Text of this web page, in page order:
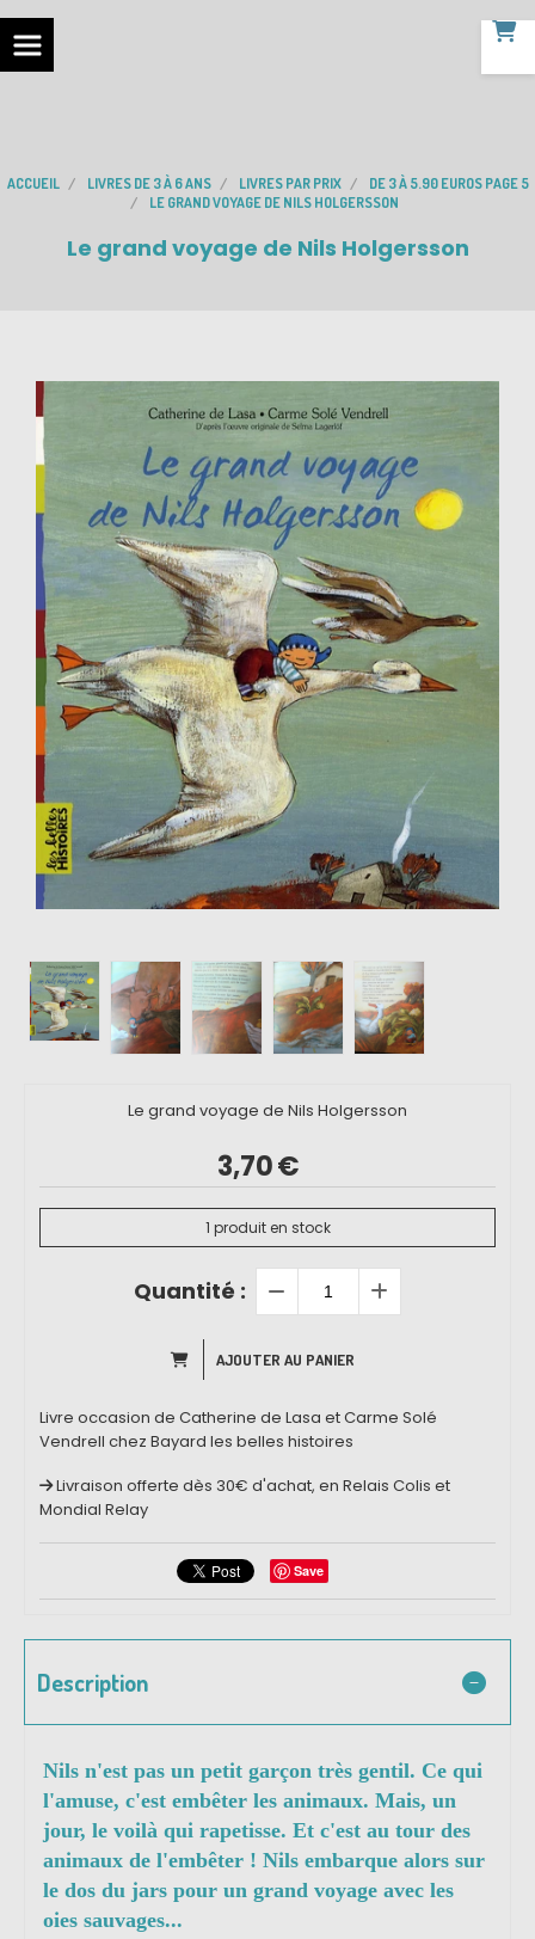
ACCUEIL LIVRES DE 3 À 6 ANS LIVRES PAR PRIX
DE 3 À 5.90 EUROS PAGE 5
LE GRAND VOYAGE DE NILS HOLGERSSON
Le grand voyage de Nils Holgersson
Le grand voyage de Nils Holgersson
3,70€
1 produit en stock
Quantité :
AJOUTER AU PANIER
Livre occasion de Catherine de Lasa et Carme Solé
Vendrell chez Bayard les belles histoires
Livraison offerte dès 30€ d'achat, en Relais Colis et
Mondial Relay
Save
Description
Nils n'est pas un petit garçon très gentil. Ce qui
l'amuse, c'est embêter les animaux. Mais, un
jour, le voilà qui rapetisse. Et c'est au tour des
animaux de l'embêter ! Nils embarque alors sur
le dos du jars pour un grand voyage avec les
oies sauvages...